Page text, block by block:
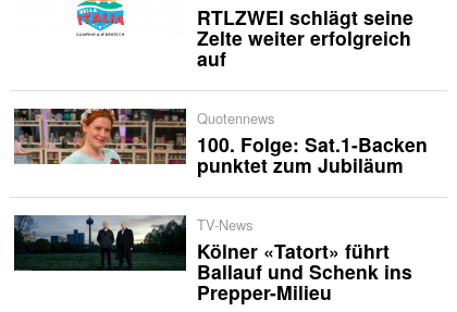
RTLZWEI schlägt seine
Zelte weiter erfolgreich
auf
Quotennews
100. Folge: Sat.1-Backen
punktet zum Jubiläum
TV-News
Kölner «Tatort» führt
Ballauf und Schenk ins
Prepper-Milieu